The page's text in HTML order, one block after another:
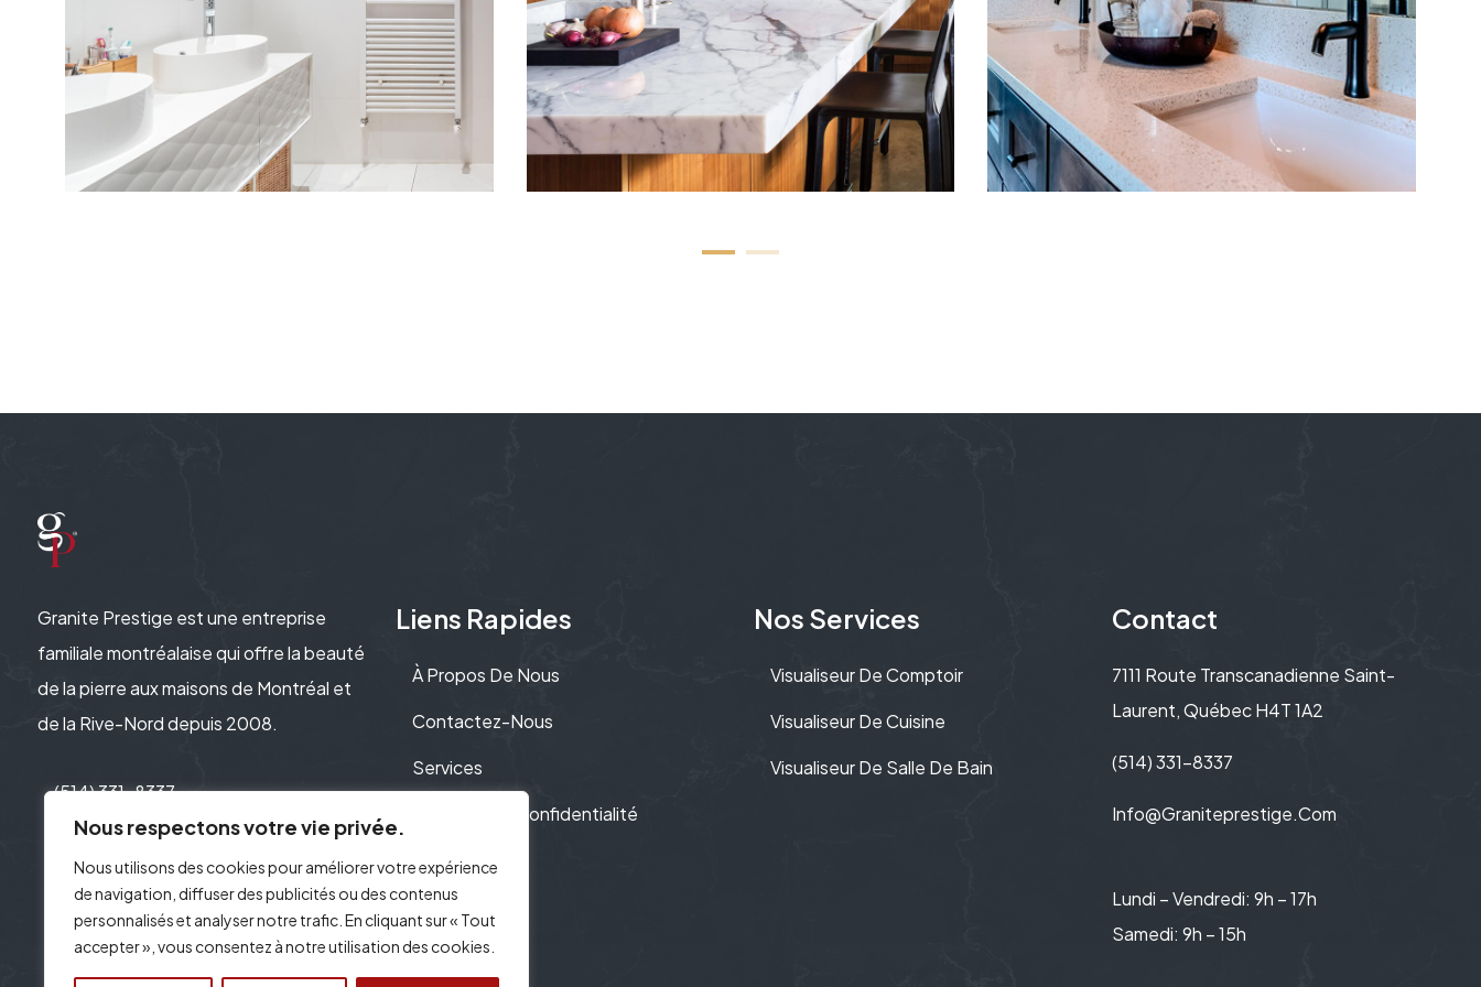
Nous respectons votre vie privée.
Nous utilisons des cookies pour améliorer votre expérience
de navigation, diffuser des publicités ou des contenus
personnalisés et analyser notre trafic. En cliquant sur « Tout
accepter », vous consentez à notre utilisation des cookies.
Granite Prestige est une entreprise
familiale montréalaise qui offre la beauté
de la pierre aux maisons de Montréal et
de la Rive-Nord depuis 2008.
(514) 331-8337
Liens Rapides
À Propos De Nous
Contactez-Nous
Services
Politique De Confidentialité
Nos Services
Visualiseur De Comptoir
Visualiseur De Cuisine
Visualiseur De Salle De Bain
Contact
7111 Route Transcanadienne Saint-
Laurent, Québec H4T 1A2
(514) 331-8337
Info@graniteprestige.com
Lundi – Vendredi: 9h – 17h
Samedi: 9h – 15h